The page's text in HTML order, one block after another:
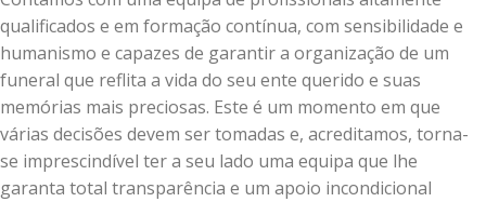
qualificados e em formação contínua, com sensibilidade e
humanismo e capazes de garantir a organização de um
funeral que reflita a vida do seu ente querido e suas
memórias mais preciosas. Este é um momento em que
várias decisões devem ser tomadas e, acreditamos, torna-
se imprescindível ter a seu lado uma equipa que lhe
garanta total transparência e um apoio incondicional